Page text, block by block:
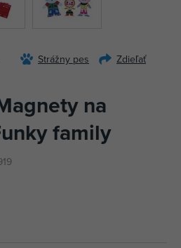
Strážny pes Zdieľať
na
family